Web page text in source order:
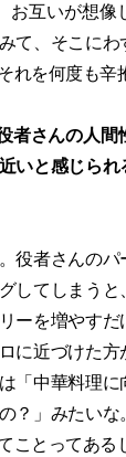
お互いが想像
て、そこに
れを何度も辛
者さんの人
いと感じら
役者さんの
してしまう
ーを増やす
に近づけた
「中華料理
？」みたい
ことってある